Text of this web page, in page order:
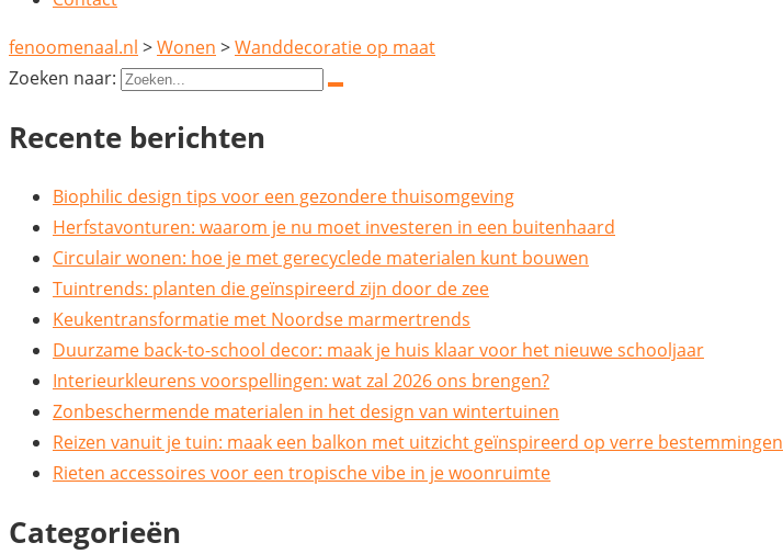
fenoomenaal.nl >Wonen >Wanddecoratie op maat
Zoeken naar:
Recente berichten
Biophilic design tips voor een gezondere thuisomgeving
Herfstavonturen: waarom je nu moet investeren in een buitenhaard
Circulair wonen: hoe je met gerecyclede materialen kunt bouwen
Tuintrends: planten die geïnspireerd zijn door de zee
Keukentransformatie met Noordse marmertrends
Duurzame back-to-school decor: maak je huis klaar voor het nieuwe schooljaar
Interieurkleurens voorspellingen: wat zal 2026 ons brengen?
Zonbeschermende materialen in het design van wintertuinen
Reizen vanuit je tuin: maak een balkon met uitzicht geïnspireerd op verre bestemmingen
Rieten accessoires voor een tropische vibe in je woonruimte
Categorieën